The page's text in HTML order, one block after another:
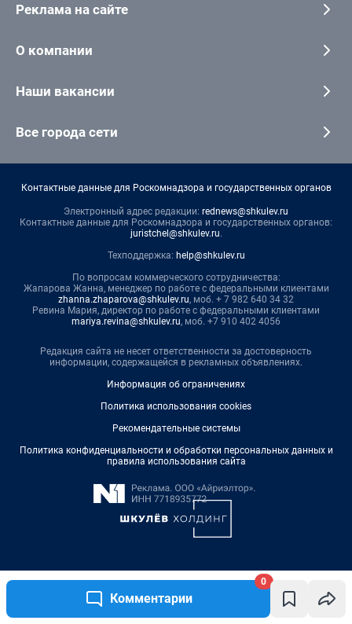
Комментарии
0
Реклама на сайте
О компании
Наши вакансии
Все города сети
Контактные данные для Роскомнадзора и государственных органов
Электронный адрес редакции: rednews@shkulev.ru
Контактные данные для Роскомнадзора и государственных органов:
juristchel@shkulev.ru.
Техподдержка: help@shkulev.ru
По вопросам коммерческого сотрудничества:
Жапарова Жанна, менеджер по работе с федеральными клиентами
zhanna.zhaparova@shkulev.ru, моб. + 7 982 640 34 32
Ревина Мария, директор по работе с федеральными клиентами
mariya.revina@shkulev.ru, моб. +7 910 402 4056
Редакция сайта не несет ответственности за достоверность
информации, содержащейся в рекламных объявлениях.
Информация об ограничениях
Политика использования cookies
Рекомендательные системы
Политика конфиденциальности и обработки персональных данных и
правила использования сайта
© ООО «Сеть городских порталов»
© ООО «Интернет Технологии»